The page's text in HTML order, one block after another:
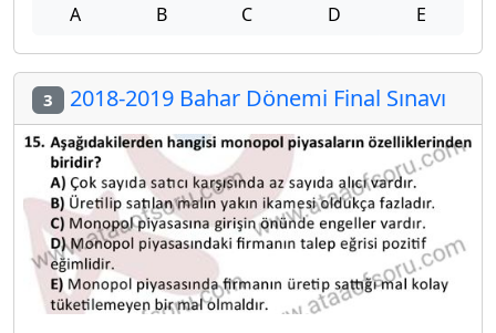
A B C D E
3 2018-2019 Bahar Dönemi Final Sınavı